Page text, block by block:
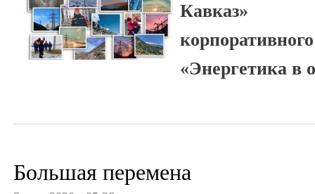
Кавказ»
«Энергетика в
Большая перемена